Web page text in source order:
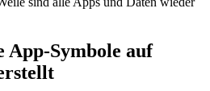
App-Symbole auf